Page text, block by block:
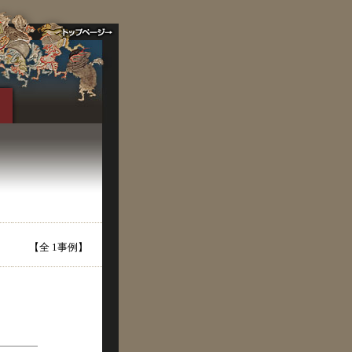
【全 1事例】